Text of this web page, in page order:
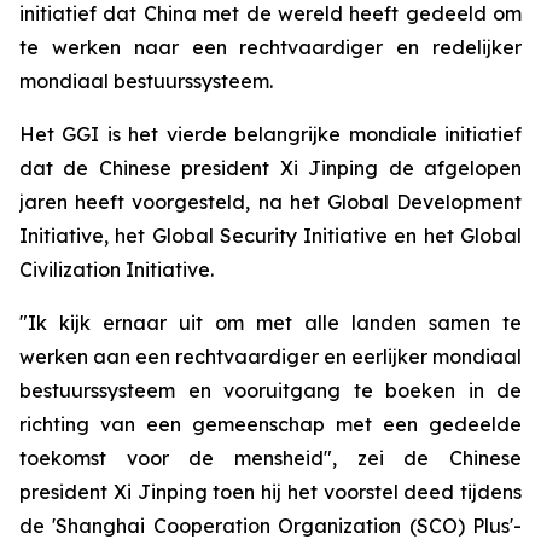
initiatief dat China met de wereld heeft gedeeld om
te werken naar een rechtvaardiger en redelijker
mondiaal bestuurssysteem.
Het GGI is het vierde belangrijke mondiale initiatief
dat de Chinese president Xi Jinping de afgelopen
jaren heeft voorgesteld, na het Global Development
Initiative, het Global Security Initiative en het Global
Civilization Initiative.
"Ik kijk ernaar uit om met alle landen samen te
werken aan een rechtvaardiger en eerlijker mondiaal
bestuurssysteem en vooruitgang te boeken in de
richting van een gemeenschap met een gedeelde
toekomst voor de mensheid", zei de Chinese
president Xi Jinping toen hij het voorstel deed tijdens
de 'Shanghai Cooperation Organization (SCO) Plus'-